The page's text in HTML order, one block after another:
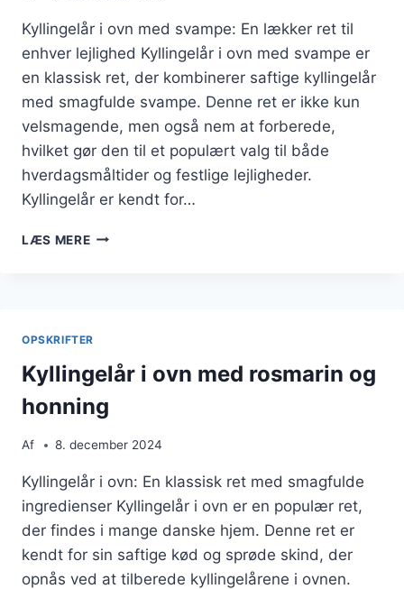
Kyllingelår i ovn med svampe: En lækker ret til
enhver lejlighed Kyllingelår i ovn med svampe er
en klassisk ret, der kombinerer saftige kyllingelår
med smagfulde svampe. Denne ret er ikke kun
velsmagende, men også nem at forberede,
hvilket gør den til et populært valg til både
hverdagsmåltider og festlige lejligheder.
Kyllingelår er kendt for…
LÆS MEREKYLLINGELÅR
OPSKRIFTER
Kyllingelår i ovn med rosmarin og
honning
Af 8. december 2024
Kyllingelår i ovn: En klassisk ret med smagfulde
ingredienser Kyllingelår i ovn er en populær ret,
der findes i mange danske hjem. Denne ret er
kendt for sin saftige kød og sprøde skind, der
opnås ved at tilberede kyllingelårene i ovnen.